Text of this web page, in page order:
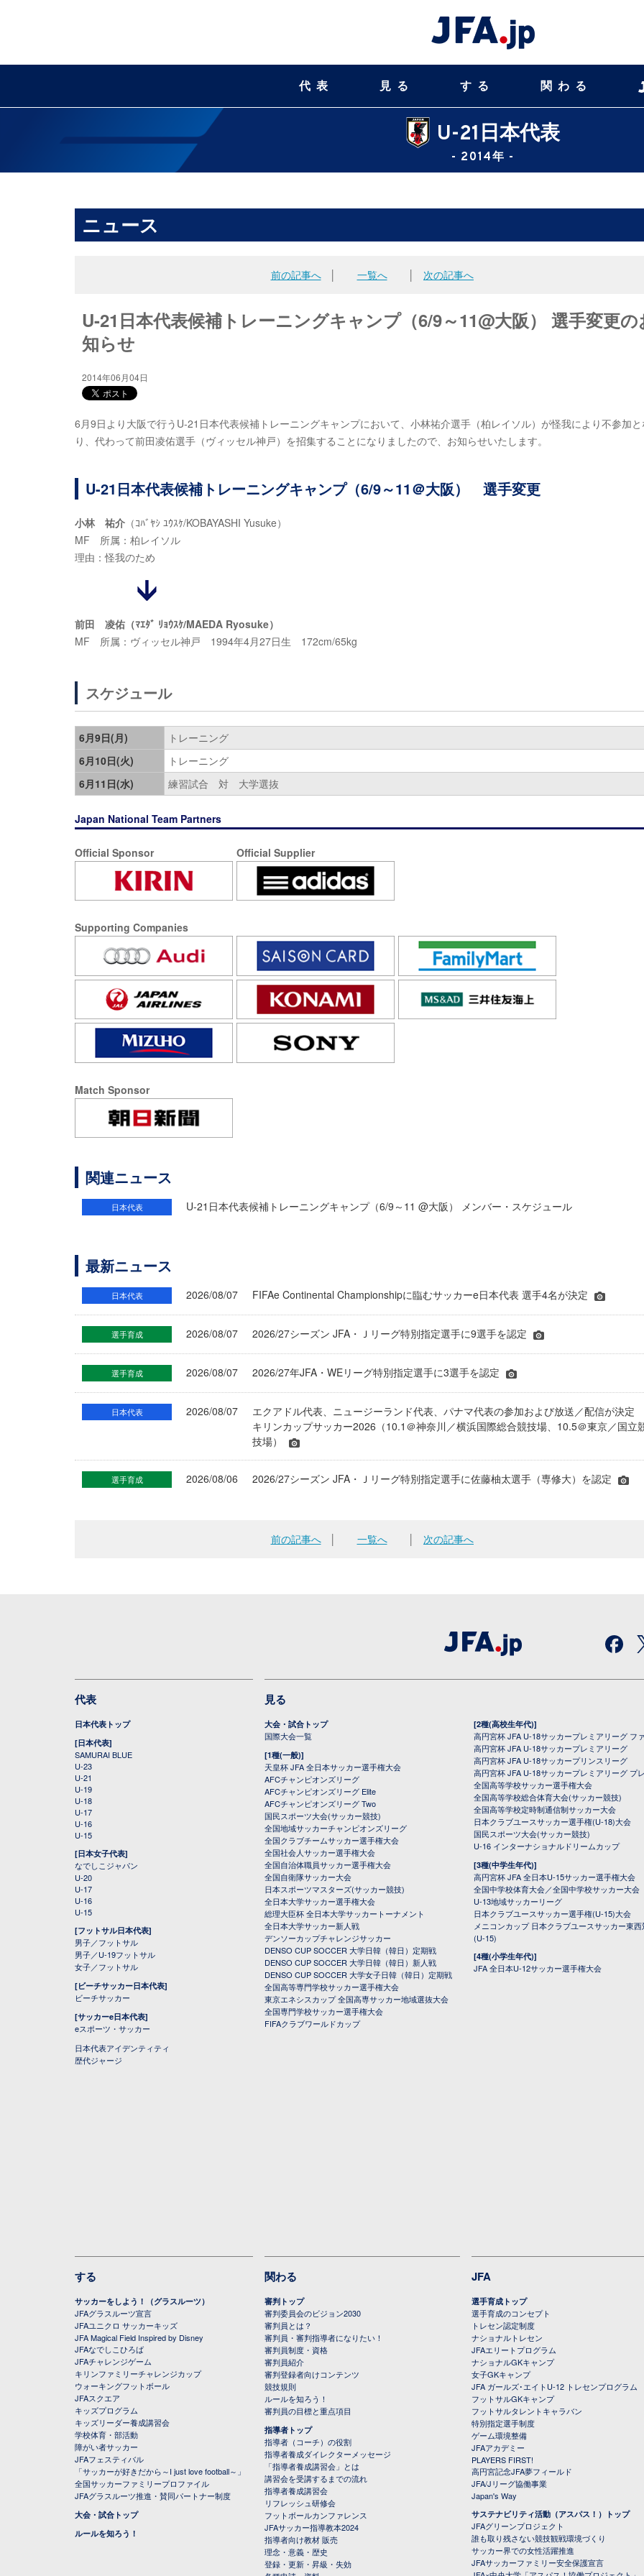
代表 見る する 関わる
U-21日本代表
- 2014年 -
ニュース
前の記事へ│ 一覧へ 次の記事へ
U-21日本代表候補トレーニングキャンプ（6/9～11@大阪） 選手変更の
知らせ
2014年06月04日
6月9日より大阪で行うU-21日本代表候補トレーニングキャンプにおいて、小林祐介選手（柏レイソル）が怪我により不参加
り、代わって前田凌佑選手（ヴィッセル神戸）を招集することになりましたので、お知らせいたします。
U-21日本代表候補トレーニングキャンプ（6/9～11＠大阪） 選手変更
小林 祐介 （ｺﾊﾞﾔｼ ﾕｳｽｹ/KOBAYASHI Yusuke）
MF 所属：柏レイソル
理由：怪我のため
前田 凌佑（ﾏｴﾀﾞ ﾘｮｳｽｹ/MAEDA Ryosuke）
MF 所属：ヴィッセル神戸 1994年4月27日生 172cm/65kg
スケジュール
6月9日(月)
トレーニング
6月10日(火)
トレーニング
6月11日(水)
練習試合 対 大学選抜
Japan National Team Partners
Official Sponsor Official Supplier
Supporting Companies
Match Sponsor
関連ニュース
日本代表 U-21日本代表候補トレーニングキャンプ（6/9～11 @大阪） メンバー・スケジュール
最新ニュース
日本代表 2026/08/07 FIFAe Continental Championshipに臨むサッカーe日本代表 選手4名が決定
選手育成 2026/08/07 2026/27シーズン JFA・Ｊリーグ特別指定選手に9選手を認定
選手育成 2026/08/07 2026/27年JFA・WEリーグ特別指定選手に3選手を認定
日本代表 2026/08/07
エクアドル代表、ニュージーランド代表、パナマ代表の参加および放送／配信が決定
キリンカップサッカー2026（10.1＠神奈川／横浜国際総合競技場、10.5＠東京／国立
技場）
選手育成 2026/08/06 2026/27シーズン JFA・Ｊリーグ特別指定選手に佐藤柚太選手（専修大）を認定
前の記事へ│ 一覧へ 次の記事へ
代表
日本代表トップ
[日本代表]
SAMURAI BLUE
U-23
U-21
U-19
U-18
U-17
U-16
U-15
[日本女子代表]
なでしこジャパン
U-20
U-17
U-16
U-15
[フットサル日本代表]
男子／フットサル
男子／U-19フットサル
女子／フットサル
[ビーチサッカー日本代表]
ビーチサッカー
[サッカーe日本代表]
eスポーツ・サッカー
日本代表アイデンティティ
歴代ジャージ
見る
大会・試合トップ
国際大会一覧
[1種(一般)]
天皇杯 JFA 全日本サッカー選手権大会
AFCチャンピオンズリーグ
AFCチャンピオンズリーグ Elite
AFCチャンピオンズリーグ Two
国民スポーツ大会(サッカー競技)
全国地域サッカーチャンピオンズリーグ
全国クラブチームサッカー選手権大会
全国社会人サッカー選手権大会
全国自治体職員サッカー選手権大会
全国自衛隊サッカー大会
日本スポーツマスターズ(サッカー競技)
全日本大学サッカー選手権大会
総理大臣杯 全日本大学サッカートーナメント
全日本大学サッカー新人戦
デンソーカップチャレンジサッカー
DENSO CUP SOCCER 大学日韓（韓日）定期戦
DENSO CUP SOCCER 大学日韓（韓日）新人戦
DENSO CUP SOCCER 大学女子日韓（韓日）定期戦
全国高等専門学校サッカー選手権大会
東京エネシスカップ 全国高専サッカー地域選抜大会
全国専門学校サッカー選手権大会
FIFAクラブワールドカップ
[2種(高校生年代)]
高円宮杯 JFA U-18サッカープレミアリーグ フ
高円宮杯 JFA U-18サッカープレミアリーグ
高円宮杯 JFA U-18サッカープリンスリーグ
高円宮杯 JFA U-18サッカープレミアリーグ プ
全国高等学校サッカー選手権大会
全国高等学校総合体育大会(サッカー競技)
全国高等学校定時制通信制サッカー大会
日本クラブユースサッカー選手権(U-18)大会
国民スポーツ大会(サッカー競技)
U-16 インターナショナルドリームカップ
[3種(中学生年代)]
高円宮杯 JFA 全日本U-15サッカー選手権大会
全国中学校体育大会／全国中学校サッカー大会
U-13地域サッカーリーグ
日本クラブユースサッカー選手権(U-15)大会
メニコンカップ 日本クラブユースサッカー東
(U-15)
[4種(小学生年代)]
JFA 全日本U-12サッカー選手権大会
する
サッカーをしよう！（グラスルーツ）
JFAグラスルーツ宣言
JFAユニクロ サッカーキッズ
JFA Magical Field Inspired by Disney
JFAなでしこひろば
JFAチャレンジゲーム
キリンファミリーチャレンジカップ
ウォーキングフットボール
JFAスクエア
キッズプログラム
キッズリーダー養成講習会
学校体育・部活動
障がい者サッカー
JFAフェスティバル
「サッカーが好きだから～I just love football～」
全国サッカーファミリープロファイル
JFAグラスルーツ推進・賛同パートナー制度
大会・試合トップ
ルールを知ろう！
関わる
審判トップ
審判委員会のビジョン2030
審判員とは？
審判員・審判指導者になりたい！
審判員制度・資格
審判員紹介
審判登録者向けコンテンツ
競技規則
ルールを知ろう！
審判員の目標と重点項目
指導者トップ
指導者（コーチ）の役割
指導者養成ダイレクターメッセージ
「指導者養成講習会」とは
講習会を受講するまでの流れ
指導者養成講習会
リフレッシュ研修会
フットボールカンファレンス
JFAサッカー指導教本2024
指導者向け教材 販売
理念・意義・歴史
登録・更新・昇級・失効
JFA
選手育成トップ
選手育成のコンセプト
トレセン認定制度
ナショナルトレセン
JFAエリートプログラム
ナショナルGKキャンプ
女子GKキャンプ
JFA ガールズ･エイトU-12 トレセンプログラム
フットサルGKキャンプ
フットサルタレントキャラバン
特別指定選手制度
ゲーム環境整備
JFAアカデミー
PLAYERS FIRST!
高円宮記念JFA夢フィールド
JFA/Jリーグ協働事業
Japan's Way
サステナビリティ活動（アスパス！）トップ
JFAグリーンプロジェクト
誰も取り残さない競技観戦環境づくり
サッカー界での女性活躍推進
JFAサッカーファミリー安全保護宣言